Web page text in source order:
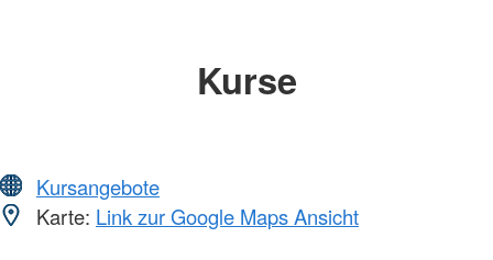
Kurse
Kursangebote
Karte: Link zur Google Maps Ansicht